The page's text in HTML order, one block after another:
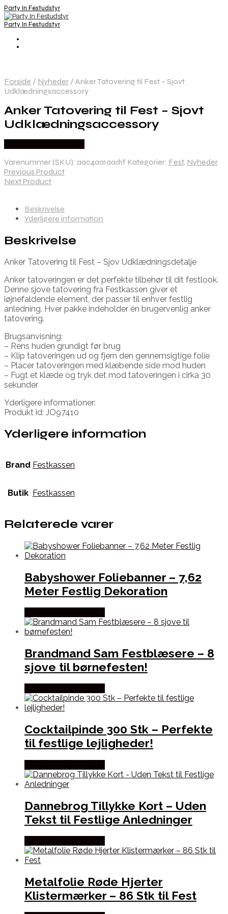
Party In Festudstyr
Party In Festudstyr
Forside / Nyheder / Anker Tatovering til Fest – Sjovt
Udklædningsaccessory
Anker Tatovering til Fest – Sjovt
Udklædningsaccessory
Varenummer (SKU): aac4aa1aad1f Kategorier: Fest, Nyheder
Previous Product
Next Product
Beskrivelse
Yderligere information
Beskrivelse
Anker Tatovering til Fest – Sjov Udklædningsdetalje
Anker tatoveringen er det perfekte tilbehør til dit festlook.
Denne sjove tatovering fra Festkassen giver et
iøjnefaldende element, der passer til enhver festlig
anledning. Hver pakke indeholder én brugervenlig anker
tatovering.
Brugsanvisning:
– Rens huden grundigt før brug
– Klip tatoveringen ud og fjern den gennemsigtige folie
– Placer tatoveringen med klæbende side mod huden
– Fugt et klæde og tryk det mod tatoveringen i cirka 30
sekunder
Yderligere informationer:
Produkt id: JO97410
Yderligere information
Brand Festkassen
Butik Festkassen
Relaterede varer
Babyshower Foliebanner – 7,62
Meter Festlig Dekoration
Brandmand Sam Festblæsere – 8
sjove til børnefesten!
Cocktailpinde 300 Stk – Perfekte
til festlige lejligheder!
Dannebrog Tillykke Kort – Uden
Tekst til Festlige Anledninger
Metalfolie Røde Hjerter
Klistermærker – 86 Stk til Fest